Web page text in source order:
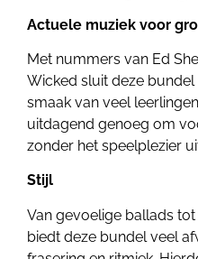
Actuele muziek voor
Met nummers van Ed
Wicked sluit deze
smaak van veel
uitdagend genoeg om
zonder het speelplezier
Stijl
Van gevoelige ballads
biedt deze bundel veel